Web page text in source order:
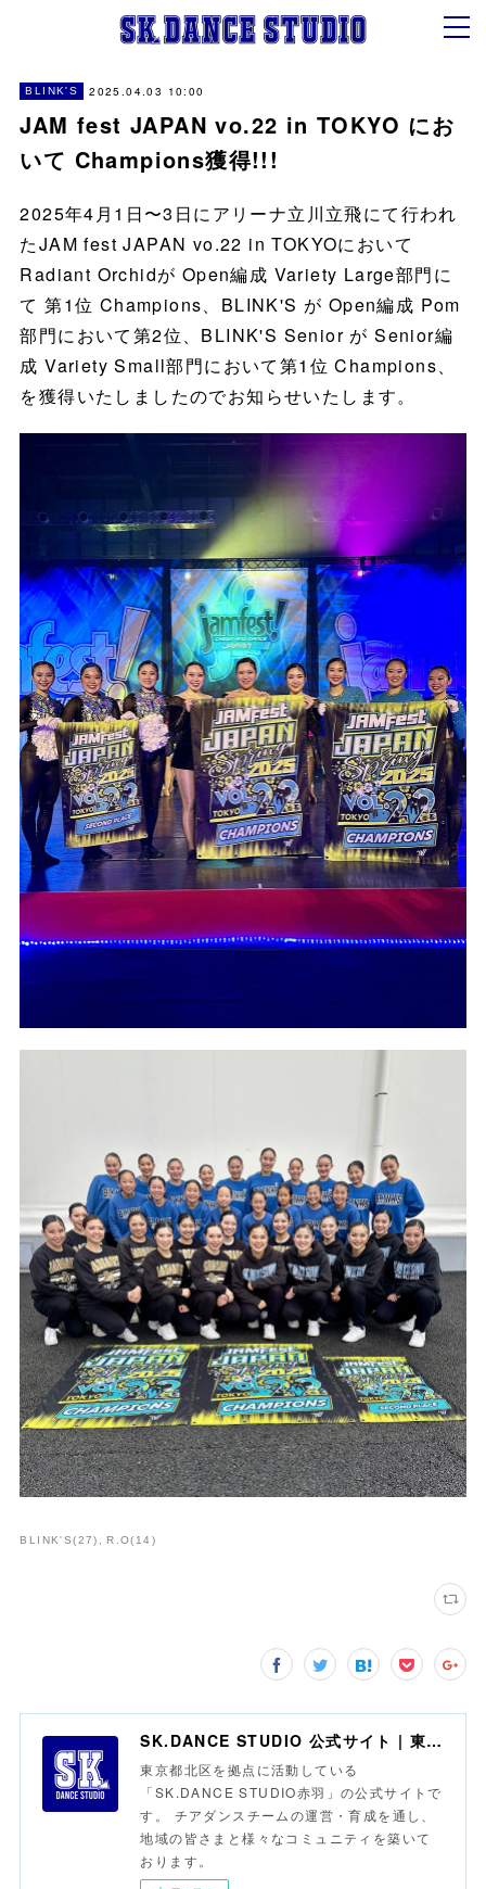
BLINK'S 2025.04.03 10:00
JAM fest JAPAN vo.22 in TOKYO にお
いて Champions獲得!!!
2025年4月1日〜3日にアリーナ立川立飛にて行われ
たJAM fest JAPAN vo.22 in TOKYOにおいて
Radiant Orchidが Open編成 Variety Large部門に
て 第1位 Champions、BLINK'S が Open編成 Pom
部門において第2位、BLINK'S Senior が Senior編
成 Variety Small部門において第1位 Champions、
を獲得いたしましたのでお知らせいたします。
BLINK'S(27) R.O( 14 )
SK.DANCE STUDIO 公式サイト | 東京・赤羽 | チアダンス | スタジオ
東京都北区を拠点に活動している
「SK.DANCE STUDIO赤羽」の公式サイトで
す。 チアダンスチームの運営・育成を通し、
地域の皆さまと様々なコミュニティを築いて
おります。